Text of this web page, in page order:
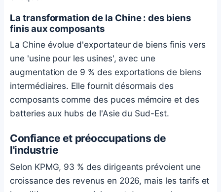
La transformation de la Chine : des biens
finis aux composants
La Chine évolue d'exportateur de biens finis vers
une 'usine pour les usines', avec une
augmentation de 9 % des exportations de biens
intermédiaires. Elle fournit désormais des
composants comme des puces mémoire et des
batteries aux hubs de l'Asie du Sud-Est.
Confiance et préoccupations de
l'industrie
Selon KPMG, 93 % des dirigeants prévoient une
croissance des revenus en 2026, mais les tarifs et